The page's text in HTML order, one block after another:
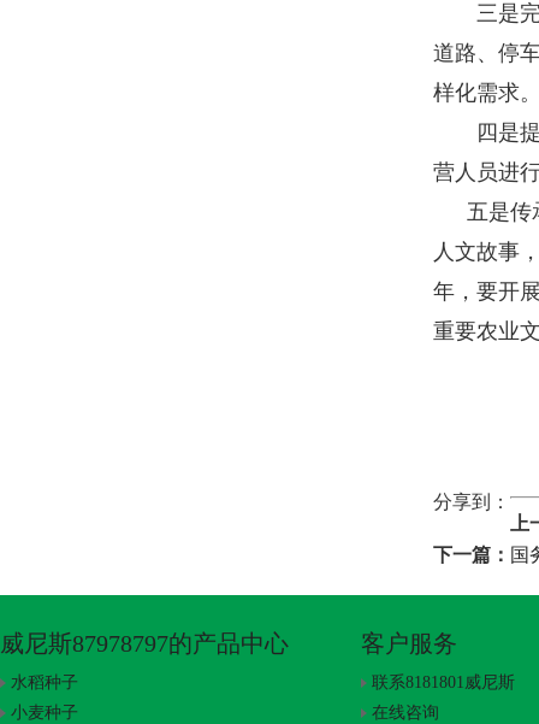
三是完
道路、停
样化需求
四是提
营人员进
五是传
人文故事
年，要开
重要农业
分享到：
下一篇： 国
威尼斯87978797的产品中心
水稻种子
小麦种子
客户服务
联系8181801威尼斯
在线咨询